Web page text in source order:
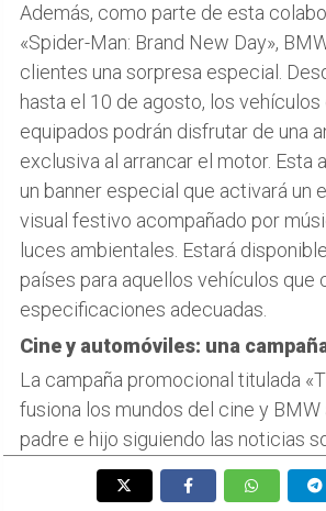
Además, como parte de esta
«Spider-Man: Brand New Day»,
clientes una sorpresa especial.
hasta el 10 de agosto, los
equipados podrán disfrutar de una
exclusiva al arrancar el motor. Esta
un banner especial que activará un
visual festivo acompañado por
luces ambientales. Estará
países para aquellos vehículos que
especificaciones adecuadas.
Cine y automóviles: una
La campaña promocional titulada
fusiona los mundos del cine y BMW
padre e hijo siguiendo las noticias
mientras cargan su vehículo
descubre al héroe arácnido sobre